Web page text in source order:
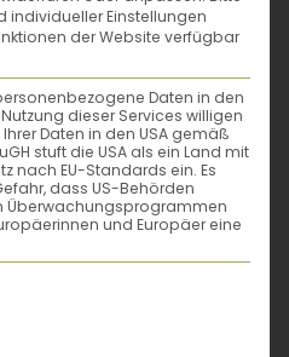
und schaffen
in der
. Und leisten
Beitrag für
für uns alle.
Für mehr
– und weniger
und
individueller Einstellungen
der Website verfügbar
Daten in den
Nutzung dieser Services willigen
Daten in den USA gemäß
stuft die USA als ein Land mit
nach EU-Standards ein. Es
dass US-Behörden
Überwachungsprogrammen
und Europäer eine
Gruppen, für die